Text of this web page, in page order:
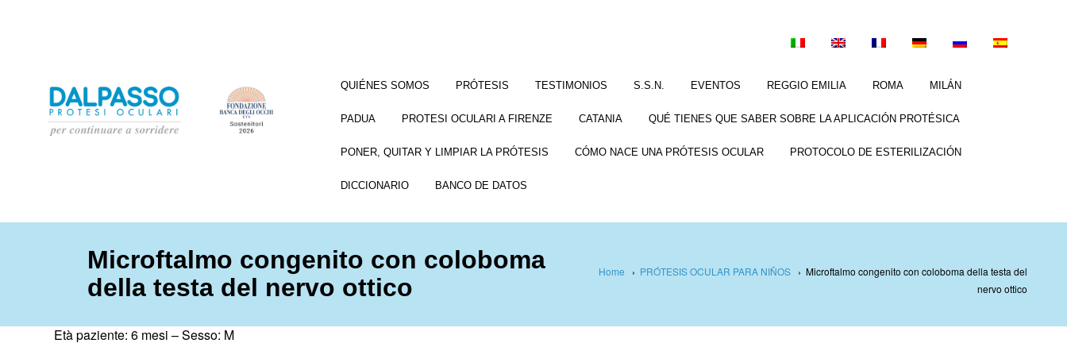
QUIÉNES SOMOS PRÓTESIS TESTIMONIOS S.S.N. EVENTOS REGGIO EMILIA ROMA MILÁN
PADUA PROTESI OCULARI A FIRENZE CATANIA QUÉ TIENES QUE SABER SOBRE LA APLICACIÓN PROTÉSICA
PONER, QUITAR Y LIMPIAR LA PRÓTESIS CÓMO NACE UNA PRÓTESIS OCULAR PROTOCOLO DE ESTERILIZACIÓN
DICCIONARIO BANCO DE DATOS
Microftalmo congenito con coloboma
della testa del nervo ottico
Home › PRÓTESIS OCULAR PARA NIÑOS› Microftalmo congenito con coloboma della testa del
nervo ottico
Età paziente: 6 mesi –Sesso: M